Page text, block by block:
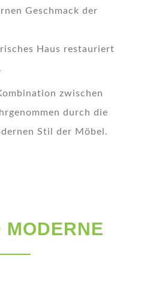
Geschmack der
Haus restauriert
zwischen
durch die
Stil der Möbel.
MODERNE